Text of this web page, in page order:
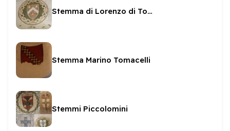
Stemma di Lorenzo di Tommaso Boninsegni
Stemma Marino Tomacelli
Stemmi Piccolomini